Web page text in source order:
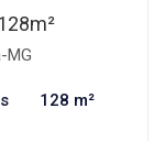
MG
128 m²